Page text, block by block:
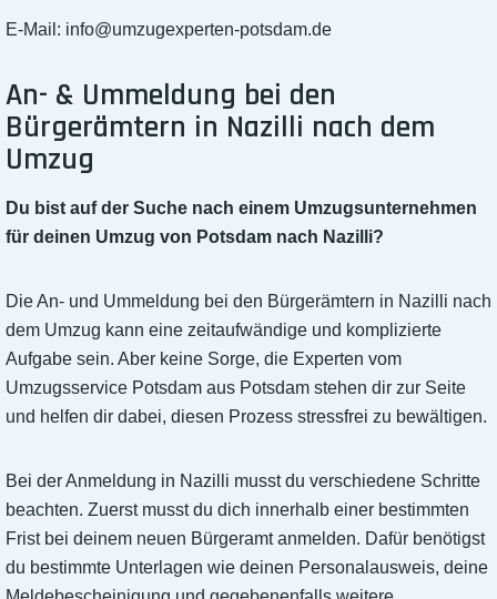
E-Mail: info@umzugexperten-potsdam.de
An- & Ummeldung bei den
Bürgerämtern in Nazilli nach dem
Umzug
Du bist auf der Suche nach einem Umzugsunternehmen
für deinen Umzug von Potsdam nach Nazilli?
Die An- und Ummeldung bei den Bürgerämtern in Nazilli nach
dem Umzug kann eine zeitaufwändige und komplizierte
Aufgabe sein. Aber keine Sorge, die Experten vom
Umzugsservice Potsdam aus Potsdam stehen dir zur Seite
und helfen dir dabei, diesen Prozess stressfrei zu bewältigen.
Bei der Anmeldung in Nazilli musst du verschiedene Schritte
beachten. Zuerst musst du dich innerhalb einer bestimmten
Frist bei deinem neuen Bürgeramt anmelden. Dafür benötigst
du bestimmte Unterlagen wie deinen Personalausweis, deine